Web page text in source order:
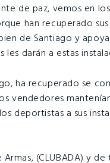
de paz, vemos en
han recuperado
de Santiago y
darán a estas
ha recuperado se
vendedores
deportistas a sus
(CLUBADA) y